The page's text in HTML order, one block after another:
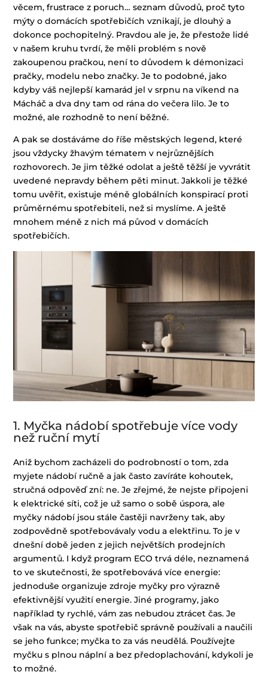
věcem, frustrace z poruch… seznam důvodů, proč tyto
mýty o domácích spotřebičích vznikají, je dlouhý a
dokonce pochopitelný. Pravdou ale je, že přestože lidé
v našem kruhu tvrdí, že měli problém s nově
zakoupenou pračkou, není to důvodem k démonizaci
pračky, modelu nebo značky. Je to podobné, jako
kdyby váš nejlepší kamarád jel v srpnu na víkend na
Mácháč a dva dny tam od rána do večera lilo. Je to
možné, ale rozhodně to není běžné.
A pak se dostáváme do říše městských legend, které
jsou vždycky žhavým tématem v nejrůznějších
rozhovorech. Je jim těžké odolat a ještě těžší je vyvrátit
uvedené nepravdy během pěti minut. Jakkoli je těžké
tomu uvěřit, existuje méně globálních konspirací proti
průměrnému spotřebiteli, než si myslíme. A ještě
mnohem méně z nich má původ v domácích
spotřebičích.
1. Myčka nádobí spotřebuje více vody
než ruční mytí
Aniž bychom zacházeli do podrobností o tom, zda
myjete nádobí ručně a jak často zavíráte kohoutek,
stručná odpověď zní: ne. Je zřejmé, že nejste připojeni
k elektrické síti, což je už samo o sobě úspora, ale
myčky nádobí jsou stále častěji navrženy tak, aby
zodpovědně spotřebovávaly vodu a elektřinu. To je v
dnešní době jeden z jejich největších prodejních
argumentů. I když program ECO trvá déle, neznamená
to ve skutečnosti, že spotřebovává více energie:
jednoduše organizuje zdroje myčky pro výrazně
efektivnější využití energie. Jiné programy, jako
například ty rychlé, vám zas nebudou ztrácet čas. Je
však na vás, abyste spotřebič správně používali a naučili
se jeho funkce; myčka to za vás neudělá. Používejte
myčku s plnou náplní a bez předoplachování, kdykoli je
to možné.